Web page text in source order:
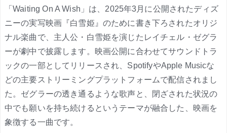
「Waiting On A Wish」は、2025年3月に公開されたディズ
ニーの実写映画『白雪姫』のために書き下ろされたオリジ
ナル楽曲で、主人公・白雪姫を演じたレイチェル・ゼグラ
ーが劇中で披露します。映画公開に合わせてサウンドトラ
ックの一部としてリリースされ、SpotifyやApple Musicな
どの主要ストリーミングプラットフォームで配信されまし
た。ゼグラーの透き通るような歌声と、閉ざされた状況の
中でも願いを持ち続けるというテーマが融合した、映画を
象徴する一曲です。